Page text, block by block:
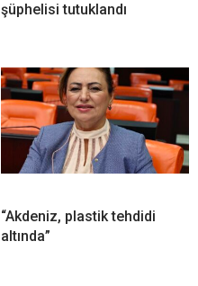
şüphelisi tutuklandı
“Akdeniz, plastik tehdidi
altında”